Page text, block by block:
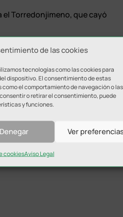
de las cookies
tecnologías como las cookies para
dispositivo. El consentimiento de estas
el comportamiento de navegación o las
o retirar el consentimiento, puede
y funciones.
Denegar Ver
cookiesAviso Legal
Torredonjimeno, que cayó
cada uno de ellos
a dieciseisavos, octavos
en la Copa de SM El Rey.
de los encuentros, en